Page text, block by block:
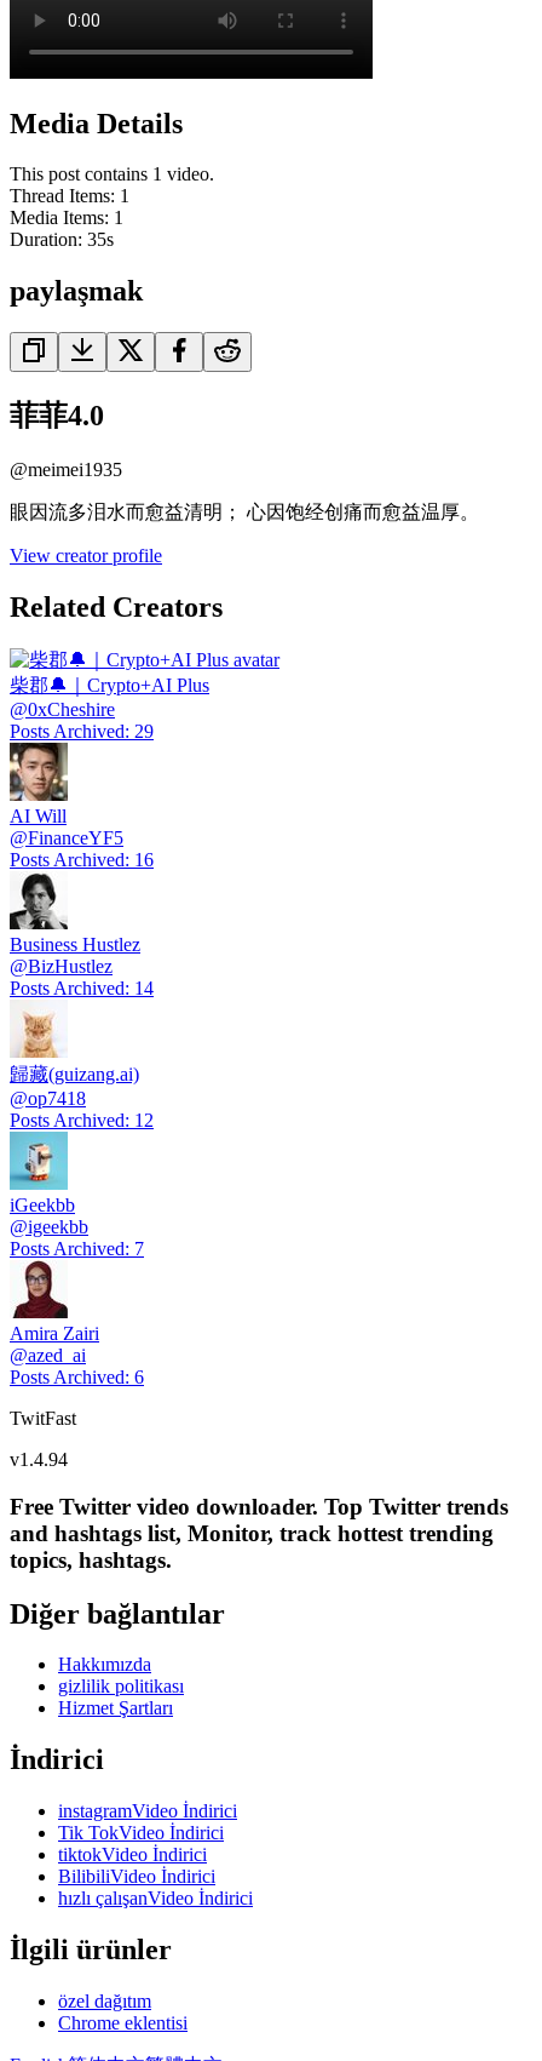
Media Details
This post contains 1 video.
Thread Items: 1
Media Items: 1
Duration: 35s
paylaşmak
菲菲4.0
@meimei1935
眼因流多泪水而愈益清明； 心因饱经创痛而愈益温厚。
View creator profile
Related Creators
柴郡🔔｜Crypto+AI Plus
@0xCheshire
Posts Archived: 29
AI Will
@FinanceYF5
Posts Archived: 16
Business Hustlez
@BizHustlez
Posts Archived: 14
歸藏(guizang.ai)
@op7418
Posts Archived: 12
iGeekbb
@igeekbb
Posts Archived: 7
Amira Zairi
@azed_ai
Posts Archived: 6
TwitFast
v1.4.94
Free Twitter video downloader. Top Twitter trends
and hashtags list, Monitor, track hottest trending
topics, hashtags.
Diğer bağlantılar
Hakkımızda
gizlilik politikası
Hizmet Şartları
İndirici
instagramVideo İndirici
Tik TokVideo İndirici
tiktokVideo İndirici
BilibiliVideo İndirici
hızlı çalışanVideo İndirici
İlgili ürünler
özel dağıtım
Chrome eklentisi